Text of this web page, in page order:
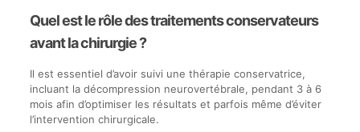
Quel est le rôle des traitements conservateurs
avant la chirurgie ?
Il est essentiel d’avoir suivi une thérapie conservatrice,
incluant la décompression neurovertébrale, pendant 3 à 6
mois afin d’optimiser les résultats et parfois même d’éviter
l’intervention chirurgicale.